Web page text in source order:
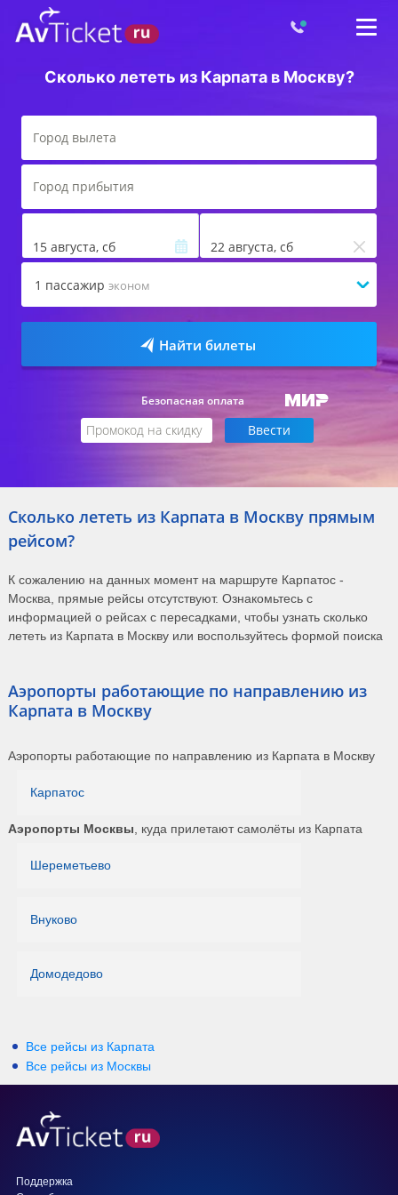
Сколько лететь из Карпата в Москву?
15 августа, сб 22 августа, сб
1 пассажир эконом
Найти билеты
Безопасная оплата
Сколько лететь из Карпата в Москву прямым
рейсом?
К сожалению на данных момент на маршруте Карпатос -
Москва, прямые рейсы отсутствуют. Ознакомьтесь с
информацией о рейсах с пересадками, чтобы узнать сколько
лететь из Карпата в Москву или воспользуйтесь формой поиска
Аэропорты работающие по направлению из
Карпата в Москву
Аэропорты работающие по направлению из Карпата в Москву
Карпатос
Аэропорты Москвы , куда прилетают самолёты из Карпата
Шереметьево
Внуково
Домодедово
Все рейсы из Карпата
Все рейсы из Москвы
Поддержка